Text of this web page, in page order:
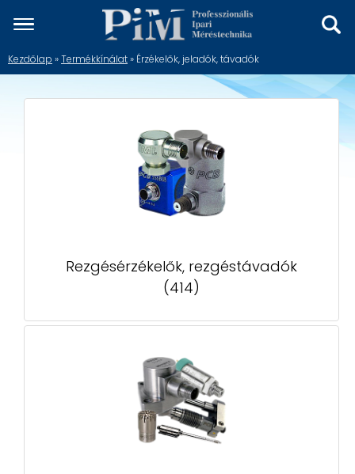
Kezdőlap »Termékkínálat» Érzékelők, jeladók, távadók
Rezgésérzékelők, rezgéstávadók
(414)